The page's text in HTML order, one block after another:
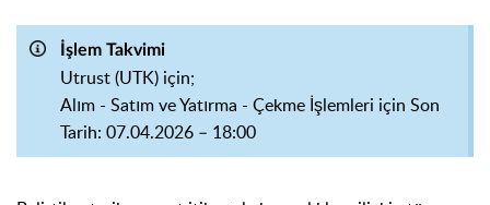
İşlem Takvimi
Utrust (UTK) için;
Alım - Satım ve Yatırma - Çekme İşlemleri için Son
Tarih: 07.04.2026 – 18:00